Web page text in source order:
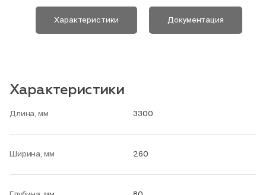
Характеристики Документация
Характеристики
Длина, мм 3300
Ширина, мм 260